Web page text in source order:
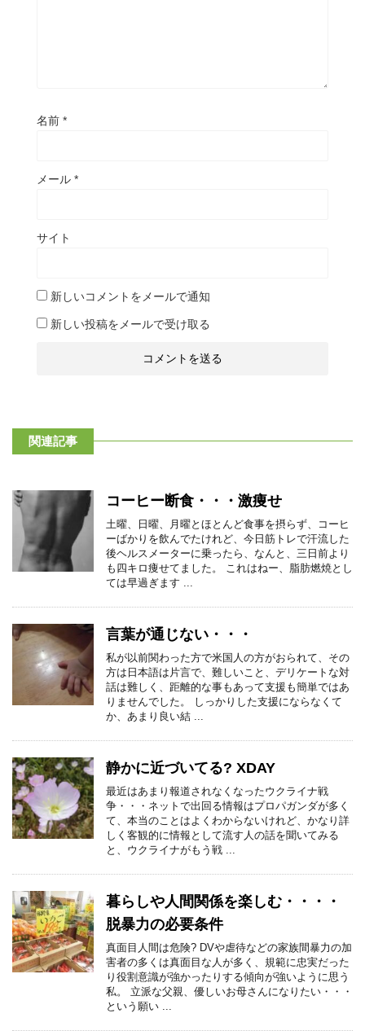
名前 *
メール *
サイト
新しいコメントをメールで通知
新しい投稿をメールで受け取る
関連記事
コーヒー断食・・・激痩せ
土曜、日曜、月曜とほとんど食事を摂らず、コーヒ
ーばかりを飲んでたけれど、今日筋トレで汗流した
後ヘルスメーターに乗ったら、なんと、三日前より
も四キロ痩せてました。 これはねー、脂肪燃焼とし
ては早過ぎます ...
言葉が通じない・・・
私が以前関わった方で米国人の方がおられて、その
方は日本語は片言で、難しいこと、デリケートな対
話は難しく、距離的な事もあって支援も簡単ではあ
りませんでした。 しっかりした支援にならなくて
か、あまり良い結 ...
静かに近づいてる? XDAY
最近はあまり報道されなくなったウクライナ戦
争・・・ネットで出回る情報はプロパガンダが多く
て、本当のことはよくわからないけれど、かなり詳
しく客観的に情報として流す人の話を聞いてみる
と、ウクライナがもう戦 ...
暮らしや人間関係を楽しむ・・・・
脱暴力の必要条件
真面目人間は危険? DVや虐待などの家族間暴力の加
害者の多くは真面目な人が多く、規範に忠実だった
り役割意識が強かったりする傾向が強いように思う
私。 立派な父親、優しいお母さんになりたい・・・
という願い ...